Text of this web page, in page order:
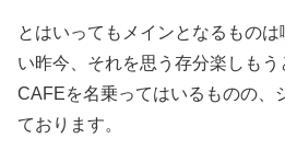
とはいってもメインとなるもの
い昨今、それを思う存分楽しもう
CAFEを名乗ってはいるものの、
ております。